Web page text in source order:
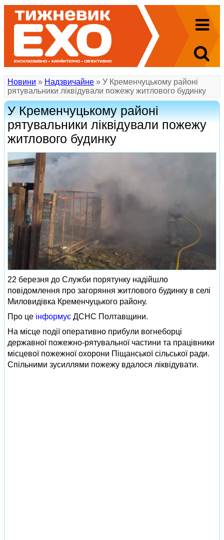
Новини » Надзвичайне » У Кременчуцькому районі
рятувальники ліквідували пожежу житлового будинку
У Кременчуцькому районі
рятувальники ліквідували пожежу
житлового будинку
22 березня до Служби порятунку надійшло
повідомлення про загоряння житлового будинку в селі
Миловидівка Кременчуцького району.
Про це інформує ДСНС Полтавщини.
На місце події оперативно прибули вогнеборці
державної пожежно-рятувальної частини та працівники
місцевої пожежної охорони Піщанської сільської ради.
Спільними зусиллями пожежу вдалося ліквідувати.